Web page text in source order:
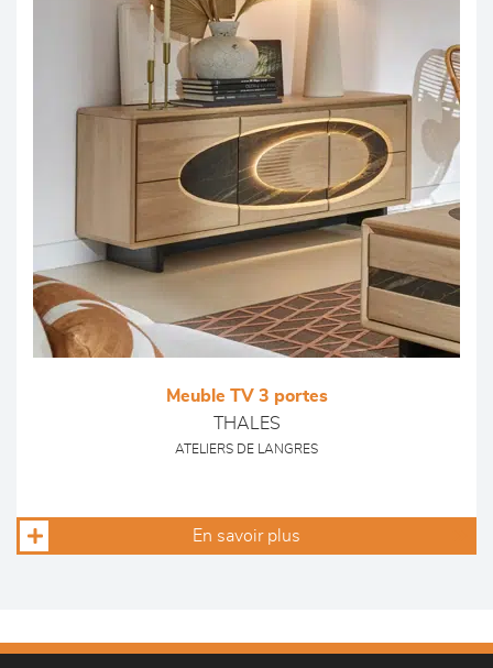
Meuble TV 3 portes
THALES
ATELIERS DE LANGRES
En savoir plus